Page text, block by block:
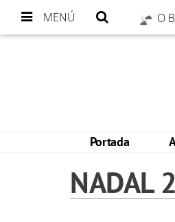
MENÚ O
Portada
NADAL